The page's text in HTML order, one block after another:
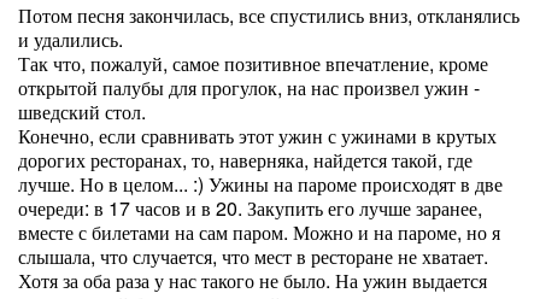
Потом песня закончилась, все спустились вниз, откланялись
и удалились.
Так что, пожалуй, самое позитивное впечатление, кроме
открытой палубы для прогулок, на нас произвел ужин -
шведский стол.
Конечно, если сравнивать этот ужин с ужинами в крутых
дорогих ресторанах, то, наверняка, найдется такой, где
лучше. Но в целом... :) Ужины на пароме происходят в две
очереди: в 17 часов и в 20. Закупить его лучше заранее,
вместе с билетами на сам паром. Можно и на пароме, но я
слышала, что случается, что мест в ресторане не хватает.
Хотя за оба раза у нас такого не было. На ужин выдается